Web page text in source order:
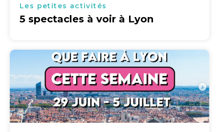
Les petites activités
5 spectacles à voir à Lyon